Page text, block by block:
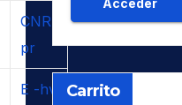
CNR-
pr
E -hv Carrito